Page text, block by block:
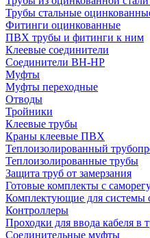
Трубы стальные
Фитинги оцинкованные
ПВХ трубы и фитинги к ним
Клеевые соединители
Соединители ВН-НР
Муфты
Муфты переходные
Отводы
Тройники
Клеевые трубы
Краны клеевые ПВХ
Теплоизолированный
Теплоизолированные трубы
Защита труб от замерзания
Готовые комплекты с
Комплектующие для системы
Контроллеры
Проходки для ввода кабеля в
Соединительные муфты